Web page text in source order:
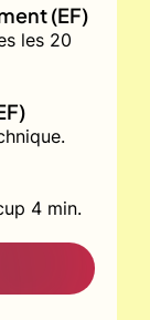
(EF)
les 20
4 min.